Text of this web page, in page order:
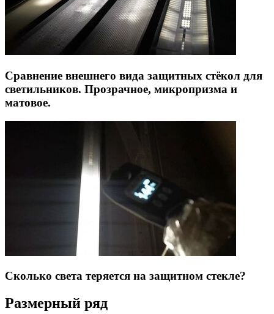
Сравнение внешнего вида защитных стёкол для
светильников. Прозрачное, микропризма и
матовое.
Сколько света теряется на защитном стекле?
Размерный ряд